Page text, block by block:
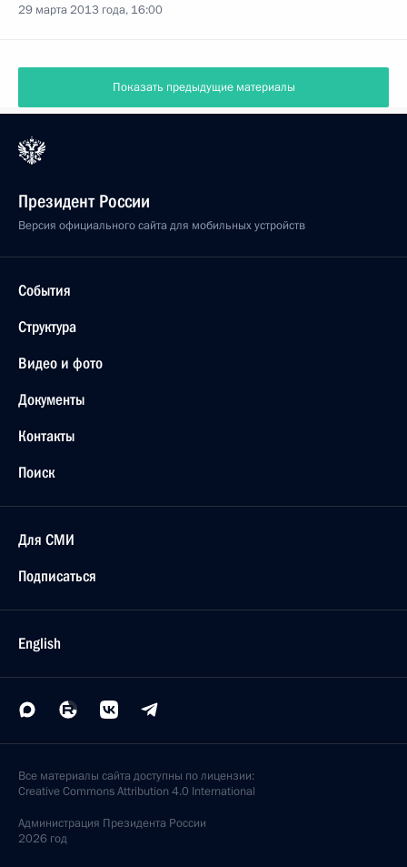
29 марта 2013 года, 16:00
Показать предыдущие материалы
Президент России
Версия официального сайта для мобильных устройств
События
Структура
Видео и фото
Документы
Контакты
Поиск
Для СМИ
Подписаться
English
Все материалы сайта доступны по лицензии:
Creative Commons Attribution 4.0 International
Администрация Президента России
2026 год